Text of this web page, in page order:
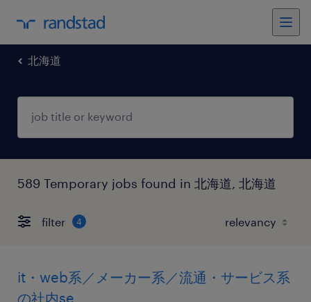
北海道
589 Temporary jobs found in 北海道, 北海道
filter 4
it・web系／メーカー系／流通・サービス系
の社内se